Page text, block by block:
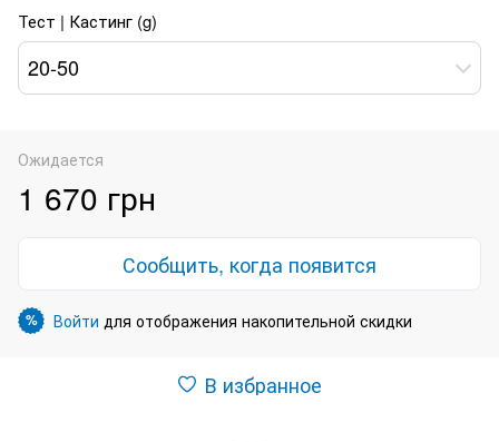
Тест | Кастинг (g)
20-50
Ожидается
1 670 грн
Сообщить, когда появится
% Войти для отображения накопительной скидки
В избранное